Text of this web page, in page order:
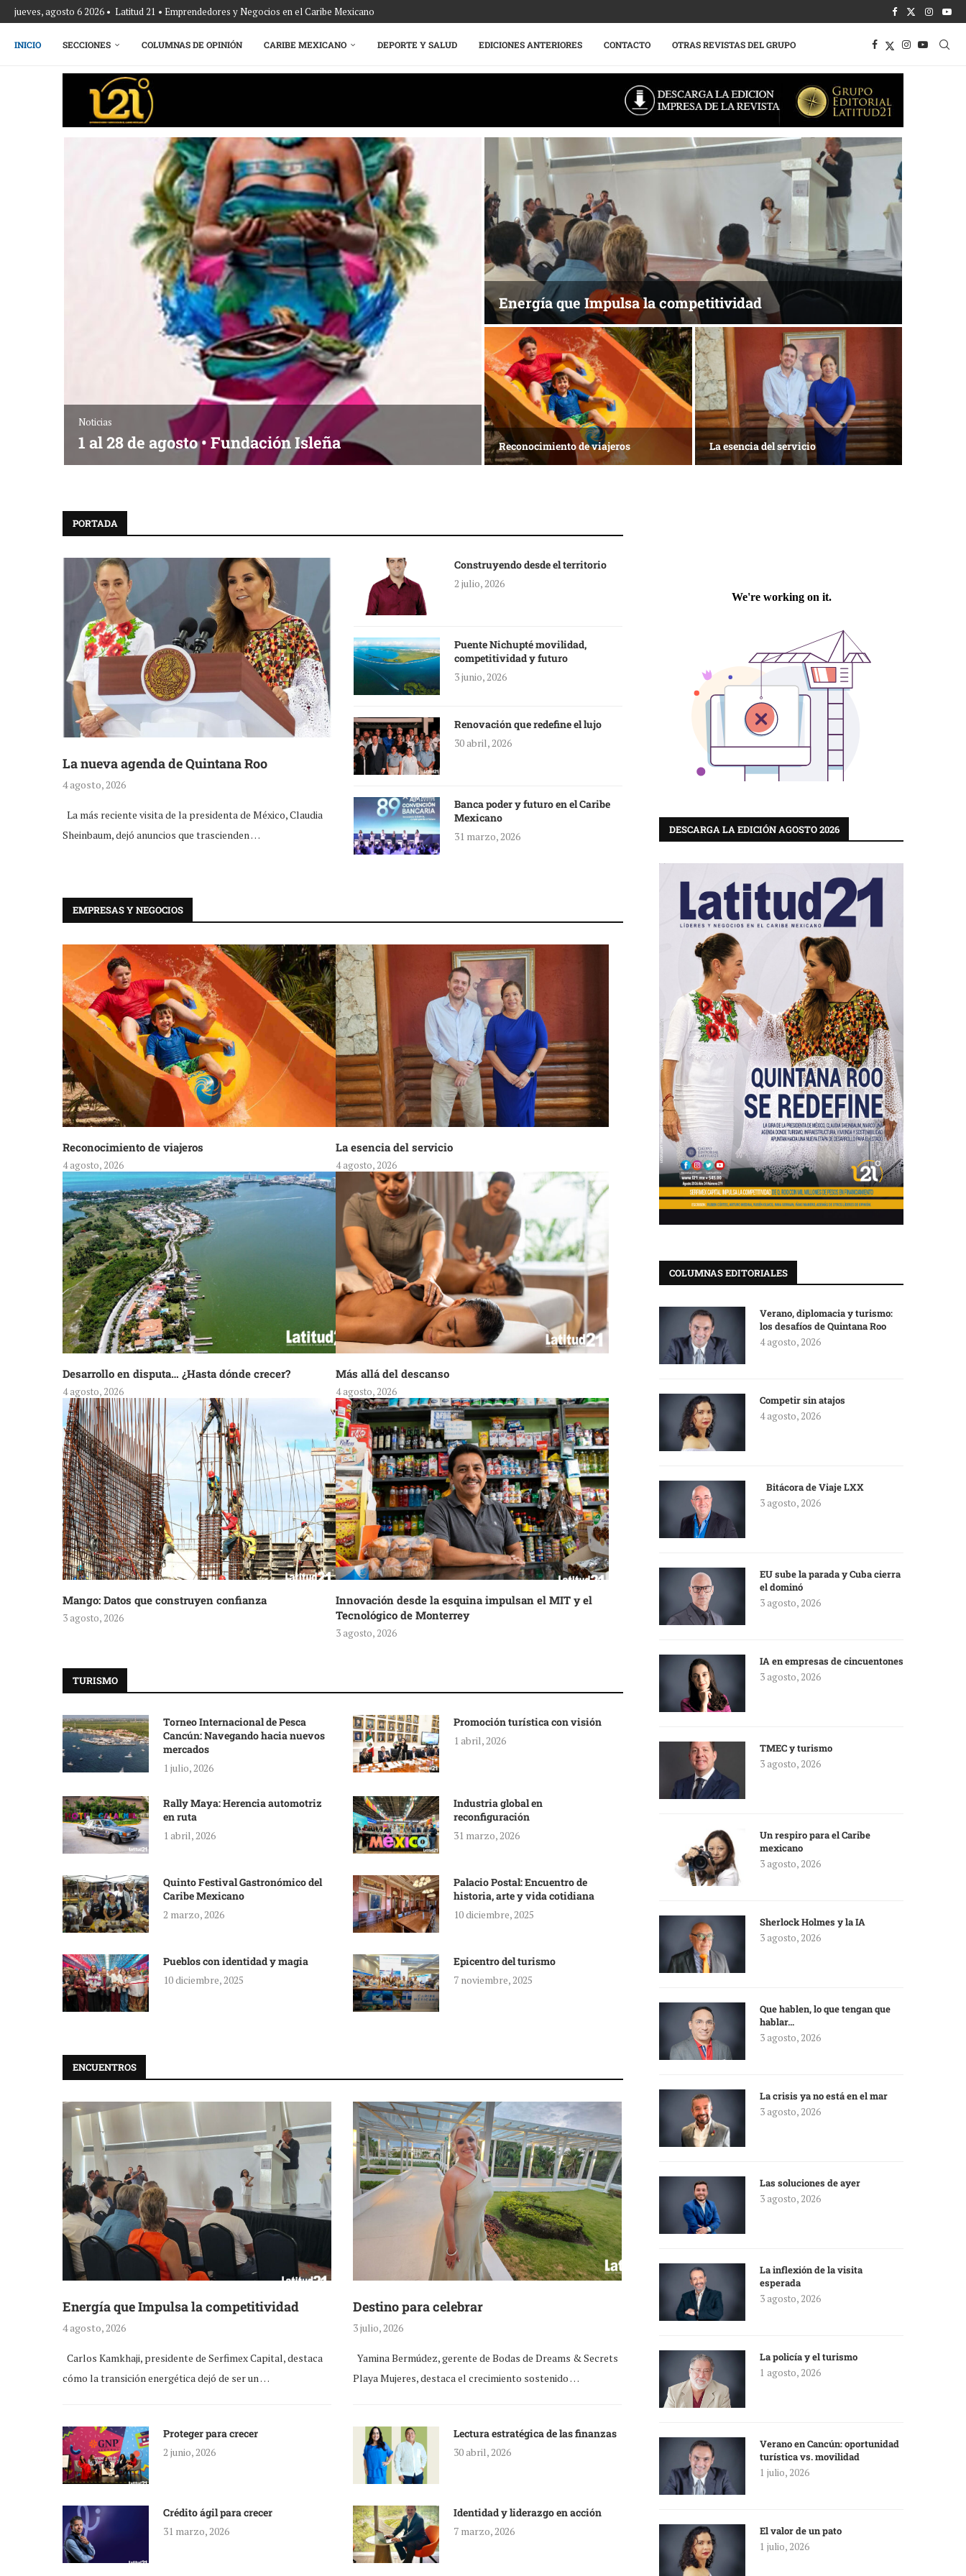
jueves, agosto 6 2026 • Latitud 21 • Emprendedores y Negocios en el Caribe Mexicano
INICIO SECCIONES COLUMNAS DE OPINIÓN CARIBE MEXICANO DEPORTE Y SALUD EDICIONES ANTERIORES CONTACTO OTRAS REVISTAS DEL GRUPO
Empresas y Negocios Noticias
Desarrollo en disputa… ¿Hasta dónde crecer?
Más allá del descanso
La nueva agenda de Quintana Roo 1 de agosto • Torneo de Golf ACOTUR
PORTADA
La nueva agenda de Quintana Roo
4 agosto, 2026
La más reciente visita de la presidenta de México, Claudia
Sheinbaum, dejó anuncios que trascienden …
Construyendo desde el territorio
2 julio, 2026
Puente Nichupté movilidad,
competitividad y futuro
3 junio, 2026
Renovación que redefine el lujo
30 abril, 2026
Banca poder y futuro en el Caribe
Mexicano
31 marzo, 2026
EMPRESAS Y NEGOCIOS
Reconocimiento de viajeros
4 agosto, 2026
La esencia del servicio
4 agosto, 2026
Desarrollo en disputa… ¿Hasta dónde crecer?
4 agosto, 2026
Más allá del descanso
4 agosto, 2026
Mango: Datos que construyen confianza
3 agosto, 2026
Innovación desde la esquina impulsan el MIT y el
Tecnológico de Monterrey
3 agosto, 2026
TURISMO
Torneo Internacional de Pesca
Cancún: Navegando hacia nuevos
mercados
1 julio, 2026
Promoción turística con visión
1 abril, 2026
Rally Maya: Herencia automotriz
en ruta
1 abril, 2026
Industria global en
reconfiguración
31 marzo, 2026
Quinto Festival Gastronómico del
Caribe Mexicano
2 marzo, 2026
Palacio Postal: Encuentro de
historia, arte y vida cotidiana
10 diciembre, 2025
Pueblos con identidad y magia
10 diciembre, 2025
Epicentro del turismo
7 noviembre, 2025
ENCUENTROS
Energía que Impulsa la competitividad
4 agosto, 2026
Carlos Kamkhaji, presidente de Serfimex Capital, destaca
cómo la transición energética dejó de ser un …
Destino para celebrar
3 julio, 2026
Yamina Bermúdez, gerente de Bodas de Dreams & Secrets
Playa Mujeres, destaca el crecimiento sostenido …
Proteger para crecer
2 junio, 2026
Lectura estratégica de las finanzas
30 abril, 2026
Crédito ágil para crecer
31 marzo, 2026
Identidad y liderazgo en acción
7 marzo, 2026
DESCARGA LA EDICIÓN AGOSTO 2026
COLUMNAS EDITORIALES
Verano, diplomacia y turismo:
los desafíos de Quintana Roo
4 agosto, 2026
Competir sin atajos
4 agosto, 2026
Bitácora de Viaje LXX
3 agosto, 2026
EU sube la parada y Cuba cierra
el dominó
3 agosto, 2026
IA en empresas de cincuentones
3 agosto, 2026
TMEC y turismo
3 agosto, 2026
Un respiro para el Caribe
mexicano
3 agosto, 2026
Sherlock Holmes y la IA
3 agosto, 2026
Que hablen, lo que tengan que
hablar…
3 agosto, 2026
La crisis ya no está en el mar
3 agosto, 2026
Las soluciones de ayer
3 agosto, 2026
La inflexión de la visita
esperada
3 agosto, 2026
La policía y el turismo
1 agosto, 2026
Verano en Cancún: oportunidad
turística vs. movilidad
1 julio, 2026
El valor de un pato
1 julio, 2026